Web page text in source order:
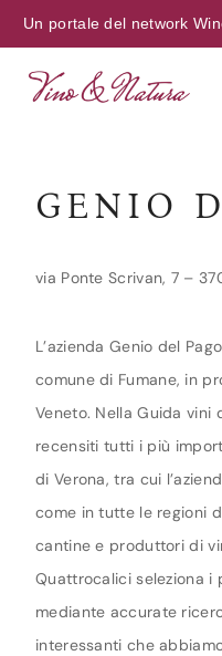
Un portale del network
GENIO
via Ponte Scrivan, 7 –
L’azienda Genio del
comune di Fumane, in
Veneto. Nella Guida vini
recensiti tutti i più
di Verona, tra cui
come in tutte le regioni
cantine e produttori di
Quattrocalici seleziona
mediante accurate
interessanti che